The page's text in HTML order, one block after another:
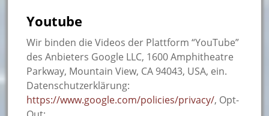
Youtube
Wir binden die Videos der Plattform “YouTube”
des Anbieters Google LLC, 1600 Amphitheatre
Parkway, Mountain View, CA 94043, USA, ein.
Datenschutzerklärung:
https://www.google.com/policies/privacy/, Opt-